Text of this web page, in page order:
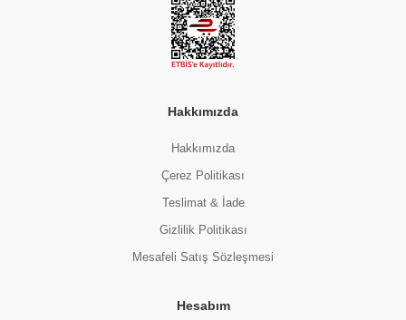
Hakkımızda
Hakkımızda
Çerez Politikası
Teslimat & İade
Gizlilik Politikası
Mesafeli Satış Sözleşmesi
Hesabım